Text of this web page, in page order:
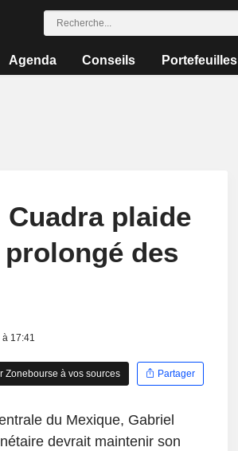
Agenda Conseils Portefeuilles
plaide
des
17:41
Zonebourse à vos sources
Partager
du Mexique, Gabriel
devrait maintenir son